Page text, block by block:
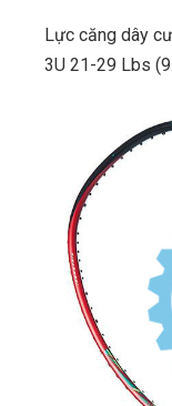
Lực căng dây
3U 21-29 Lbs